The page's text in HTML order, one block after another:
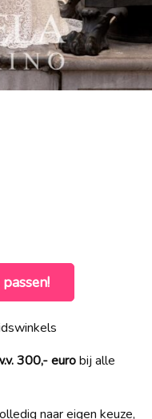
300,- eurobij alle
naar eigen keuze,